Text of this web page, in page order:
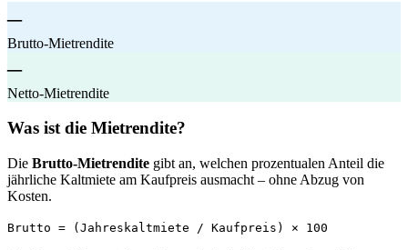
–
Brutto-Mietrendite
–
Netto-Mietrendite
Was ist die Mietrendite?
Die Brutto-Mietrendite gibt an, welchen prozentualen Anteil die
jährliche Kaltmiete am Kaufpreis ausmacht – ohne Abzug von
Kosten.
Brutto = (Jahreskaltmiete / Kaufpreis) × 100